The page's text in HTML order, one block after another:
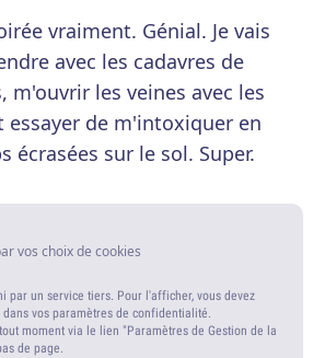
vraiment. Génial. Je vais
avec les cadavres de
m'ouvrir les veines avec les
essayer de m'intoxiquer en
écrasées sur le sol. Super.
vos choix de cookies
par un service tiers. Pour l'afficher, vous devez
vos paramètres de confidentialité.
moment via le lien "Paramètres de Gestion de la
de page.